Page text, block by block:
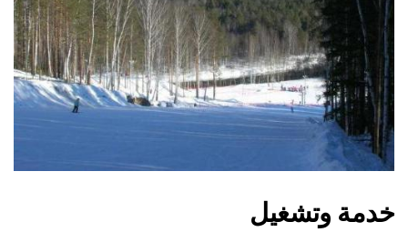
خدمة وتشغيل